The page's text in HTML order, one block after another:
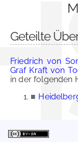
Geteilte
Friedrich von
Graf Kraft von
in der folgenden
■